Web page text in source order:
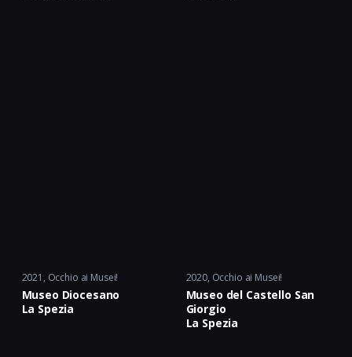
2021 Occhio ai Musei!
Museo Diocesano
La Spezia
2020 Occhio ai Musei!
Museo del Castello San
Giorgio
La Spezia